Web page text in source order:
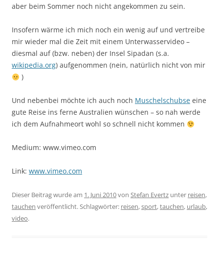
aber beim Sommer noch nicht angekommen zu sein.
Insofern wärme ich mich noch ein wenig auf und vertreibe
mir wieder mal die Zeit mit einem Unterwasservideo –
diesmal auf (bzw. neben) der Insel Sipadan (s.a.
wikipedia.org) aufgenommen (nein, natürlich nicht von mir
)
Und nebenbei möchte ich auch noch Muschelschubse eine
gute Reise ins ferne Australien wünschen – so nah werde
ich dem Aufnahmeort wohl so schnell nicht kommen
Medium: www.vimeo.com
Link: www.vimeo.com
Dieser Beitrag wurde am 1. Juni 2010von Stefan Evertz unter reisen,
tauchen veröffentlicht. Schlagwörter: reisen,sport,tauchen, urlaub,
video.